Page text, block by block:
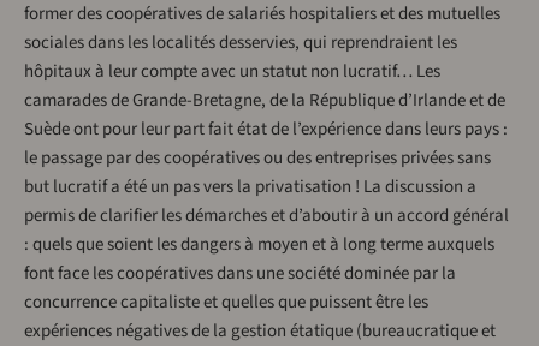
former des coopératives de salariés hospitaliers et des mutuelles
sociales dans les localités desservies, qui reprendraient les
hôpitaux à leur compte avec un statut non lucratif… Les
camarades de Grande-Bretagne, de la République d’Irlande et de
Suède ont pour leur part fait état de l’expérience dans leurs pays :
le passage par des coopératives ou des entreprises privées sans
but lucratif a été un pas vers la privatisation ! La discussion a
permis de clarifier les démarches et d’aboutir à un accord général
: quels que soient les dangers à moyen et à long terme auxquels
font face les coopératives dans une société dominée par la
concurrence capitaliste et quelles que puissent être les
expériences négatives de la gestion étatique (bureaucratique et